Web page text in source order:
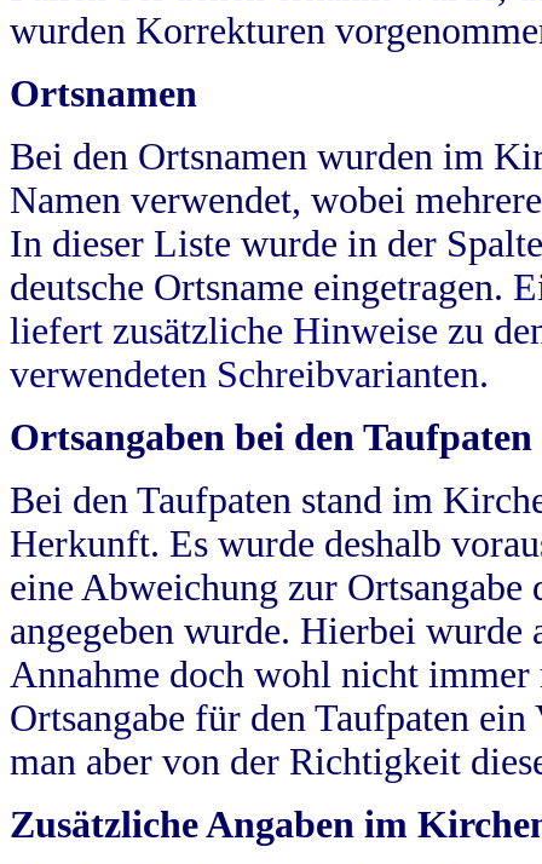
wurden Korrekturen
Ortsnamen
Bei den Ortsnamen wurden im
Namen verwendet, wobei
In dieser Liste wurde in der
deutsche Ortsname eingetragen.
liefert zusätzliche Hinweise zu
verwendeten Schreibvarianten.
Ortsangaben bei den Taufpaten
Bei den Taufpaten stand im
Herkunft. Es wurde deshalb
eine Abweichung zur
angegeben wurde. Hierbei wurde
Annahme doch wohl nicht
Ortsangabe für den Taufpaten
man aber von der Richtigkeit
Zusätzliche Angaben im